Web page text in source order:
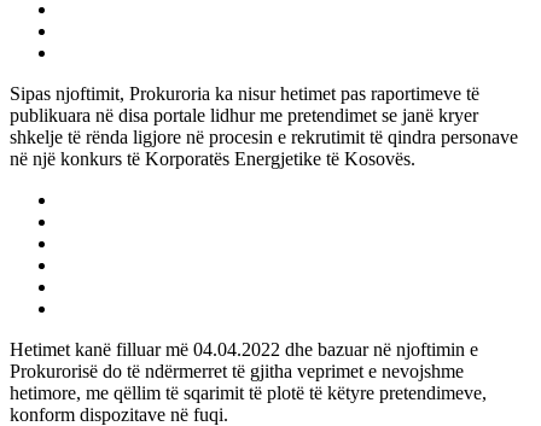
Sipas njoftimit, Prokuroria ka nisur hetimet pas raportimeve të
publikuara në disa portale lidhur me pretendimet se janë kryer
shkelje të rënda ligjore në procesin e rekrutimit të qindra personave
në një konkurs të Korporatës Energjetike të Kosovës.
Hetimet kanë filluar më 04.04.2022 dhe bazuar në njoftimin e
Prokurorisë do të ndërmerret të gjitha veprimet e nevojshme
hetimore, me qëllim të sqarimit të plotë të këtyre pretendimeve,
konform dispozitave në fuqi.